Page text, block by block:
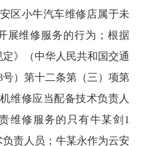
区小牛汽车维修店属于未
展维修服务的行为；根据
定》（中华人民共和国交通
号）第十二条第（三）项第
维修应当配备技术负责人
维修服务的只有牛某剑1
责人员；牛某永作为云安